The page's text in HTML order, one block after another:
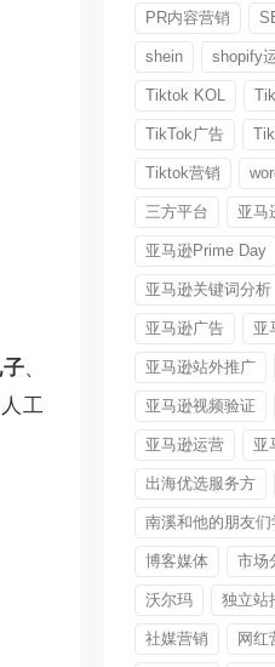
、
工
PR内容营销
shein shopify
Tiktok KOL
TikTok广告
Tiktok营销
三方平台 亚马
亚马逊Prime Day
亚马逊关键词分析
亚马逊广告 亚
亚马逊站外推广
亚马逊视频验证
亚马逊运营 亚
出海优选服务方
南溪和他的朋友
博客媒体 市场
沃尔玛 独立站
社媒营销 网红